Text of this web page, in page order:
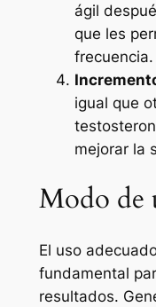
ágil
que les
frecuencia.
igual que
mejorar la
Modo de
El uso
fundamental
resultados.